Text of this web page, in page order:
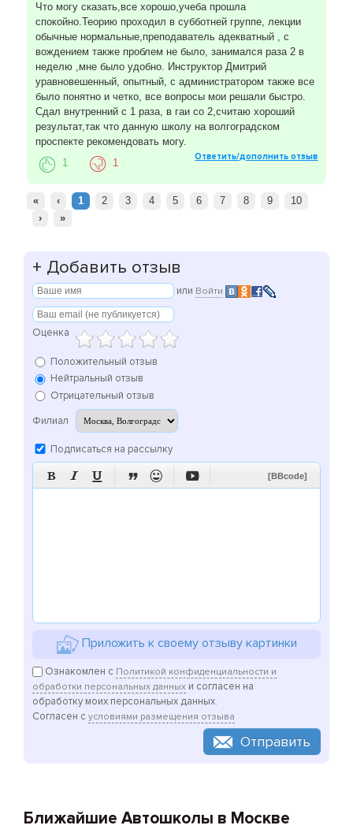
Что могу сказать,все хорошо,учеба прошла
спокойно.Теорию проходил в субботней группе, лекции
обычные нормальные,преподаватель адекватный , с
вождением также проблем не было, занимался раза 2 в
неделю ,мне было удобно. Инструктор Дмитрий
уравновешенный, опытный, с администратором также все
было понятно и четко, все вопросы мои решали быстро.
Сдал внутренний с 1 раза, в гаи со 2,считаю хороший
результат,так что данную школу на волгоградском
проспекте рекомендовать могу.
Ответить/дополнить отзыв
1 1
« ‹ 1 2 3 4 5 6 7 8 9
10
›
»
+ Добавить отзыв
или Войти
Оценка
Положительный отзыв
Нейтральный отзыв
Отрицательный отзыв
Филиал
Подписаться на рассылку
      [BBcode]
Приложить к своему отзыву картинки
Ознакомлен с Политикой конфиденциальности и
обработки персональных данных и согласен на
обработку моих персональных данных.
Согласен с условиями размещения отзыва
Отправить
Ближайшие Автошколы в Москве